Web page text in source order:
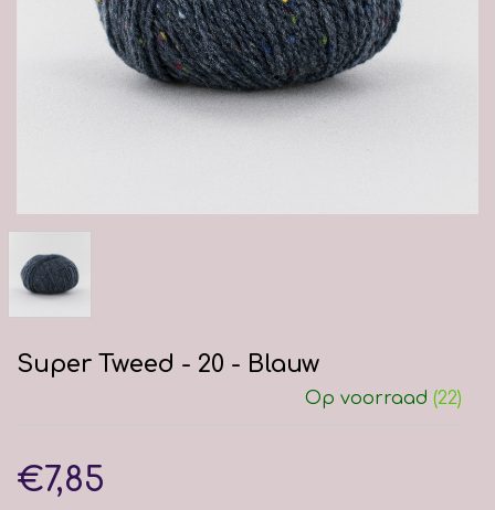
Super Tweed - 20 - Blauw
Op voorraad (22)
€7,85